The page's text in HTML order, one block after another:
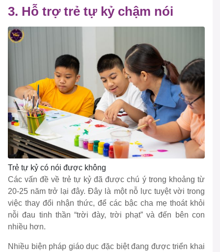
3. Hỗ trợ trẻ tự kỷ chậm nói
Trẻ tự kỷ có nói được không
Các vấn đề về trẻ tự kỷ đã được chú ý trong khoảng từ
20-25 năm trở lại đây. Đây là một nỗ lực tuyệt vời trong
việc thay đổi nhận thức, để các bậc cha mẹ thoát khỏi
nỗi đau tinh thần “trời đày, trời phạt” và đến bên con
nhiều hơn.
Nhiều biện pháp giáo dục đặc biệt đang được triển khai